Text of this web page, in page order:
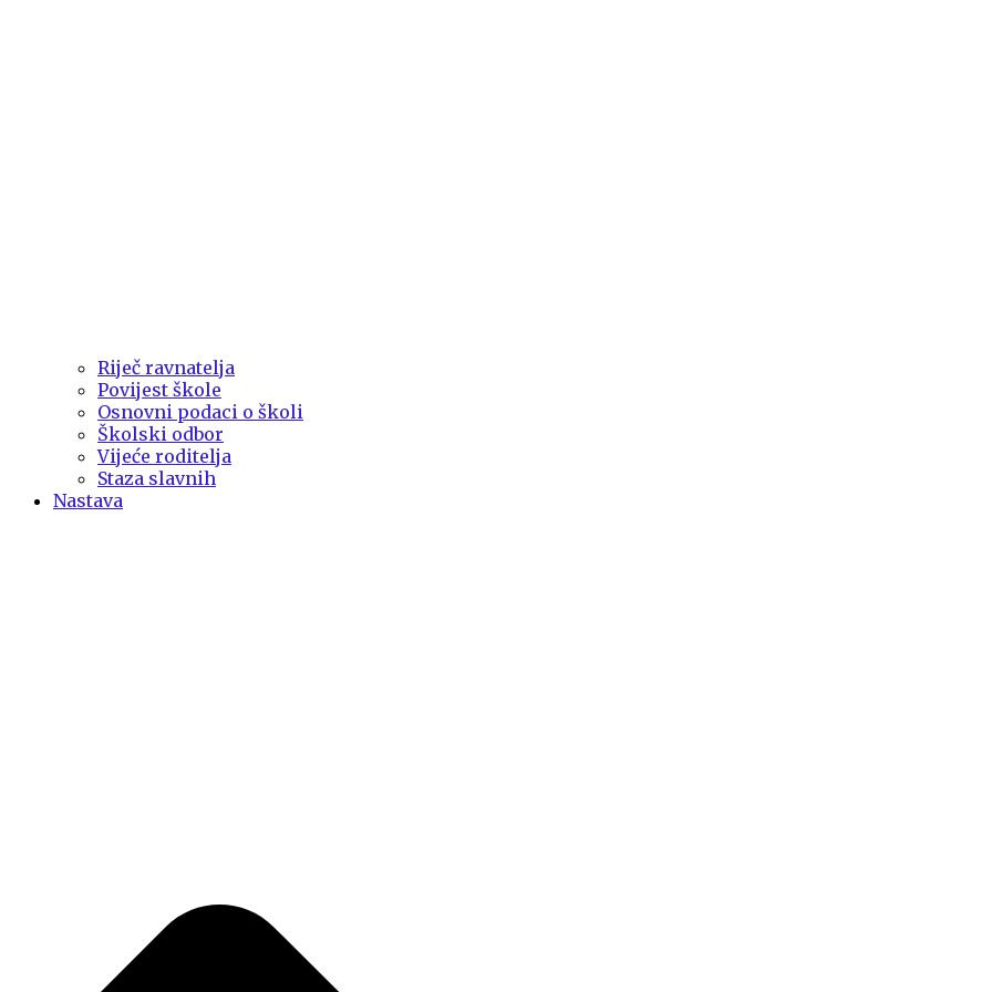
Riječ ravnatelja
Povijest škole
Osnovni podaci o školi
Školski odbor
Vijeće roditelja
Staza slavnih
Nastava